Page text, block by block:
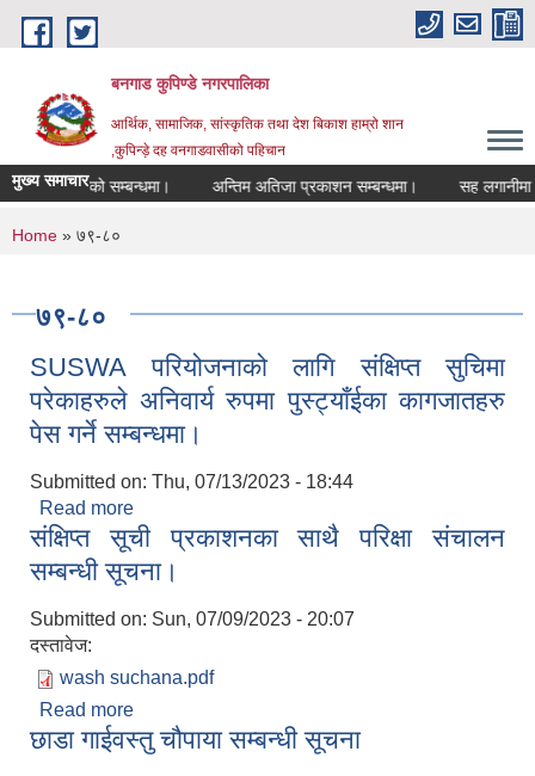
Skip to main content
बनगाड कुपिण्डे नगरपालिका
आर्थिक, सामाजिक, सांस्कृतिक तथा देश बिकाश हाम्रो शान
,कुपिन्ड़े दह वनगाडवासीको पहिचान
मुख्य समाचार
रद्द गरिएको सम्बन्धमा। अन्तिम अतिजा प्रकाशन सम्बन्धमा। सह लगानीमा
You are here
Home » ७९-८०
७९-८०
SUSWA परियोजनाको लागि संक्षिप्त सुचिमा
परेकाहरुले अनिवार्य रुपमा पुस्ट्याँईका कागजातहरु
पेस गर्ने सम्बन्धमा।
Submitted on: Thu, 07/13/2023 - 18:44
Read more
परेकाहरुले अनिवार्य रुपमा पुस्ट्याँईका कागजातहरु पेस गर्ने
सम्बन्धमा।
संक्षिप्त सूची प्रकाशनका साथै परिक्षा संचालन
सम्बन्धी सूचना।
Submitted on: Sun, 07/09/2023 - 20:07
दस्तावेज:
wash suchana.pdf
Read more
सम्बन्धी सूचना।
छाडा गाईवस्तु चौपाया सम्बन्धी सूचना